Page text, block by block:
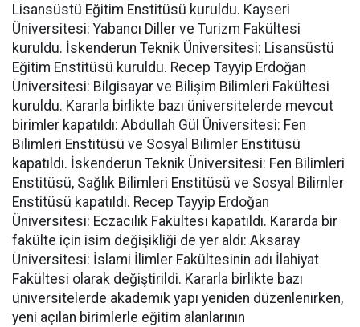
Lisansüstü Eğitim Enstitüsü kuruldu. Kayseri
Üniversitesi: Yabancı Diller ve Turizm Fakültesi
kuruldu. İskenderun Teknik Üniversitesi: Lisansüstü
Eğitim Enstitüsü kuruldu. Recep Tayyip Erdoğan
Üniversitesi: Bilgisayar ve Bilişim Bilimleri Fakültesi
kuruldu. Kararla birlikte bazı üniversitelerde mevcut
birimler kapatıldı: Abdullah Gül Üniversitesi: Fen
Bilimleri Enstitüsü ve Sosyal Bilimler Enstitüsü
kapatıldı. İskenderun Teknik Üniversitesi: Fen Bilimleri
Enstitüsü, Sağlık Bilimleri Enstitüsü ve Sosyal Bilimler
Enstitüsü kapatıldı. Recep Tayyip Erdoğan
Üniversitesi: Eczacılık Fakültesi kapatıldı. Kararda bir
fakülte için isim değişikliği de yer aldı: Aksaray
Üniversitesi: İslami İlimler Fakültesinin adı İlahiyat
Fakültesi olarak değiştirildi. Kararla birlikte bazı
üniversitelerde akademik yapı yeniden düzenlenirken,
yeni açılan birimlerle eğitim alanlarının